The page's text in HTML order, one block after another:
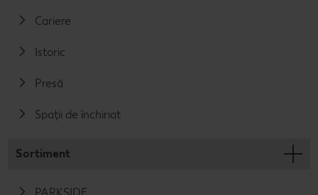
Cariere
Istoric
Presă
Spații de închiriat
Sortiment